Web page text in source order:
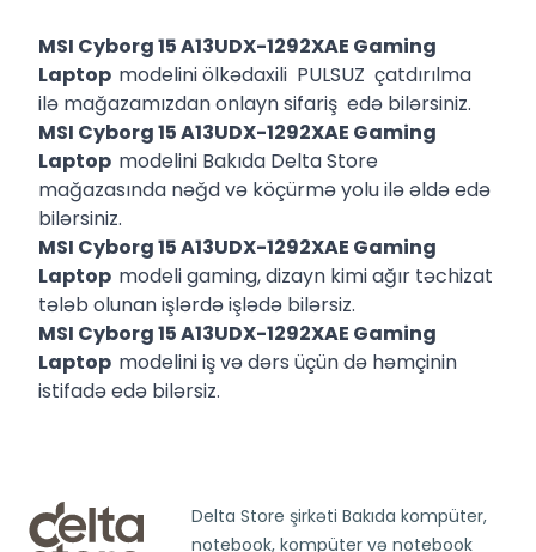
MSI Cyborg 15 A13UDX-1292XAE Gaming
Laptop modelini ölkədaxili PULSUZ çatdırılma
ilə mağazamızdan onlayn sifariş edə bilərsiniz.
MSI Cyborg 15 A13UDX-1292XAE Gaming
Laptop modelini Bakıda Delta Store
mağazasında nəğd və köçürmə yolu ilə əldə edə
bilərsiniz.
MSI Cyborg 15 A13UDX-1292XAE Gaming
Laptop modeli gaming, dizayn kimi ağır təchizat
tələb olunan işlərdə işlədə bilərsiz.
MSI Cyborg 15 A13UDX-1292XAE Gaming
Laptop modelini iş və dərs üçün də həmçinin
istifadə edə bilərsiz.
Delta Store şirkəti Bakıda kompüter,
notebook, kompüter və notebook